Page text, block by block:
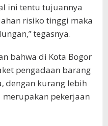
ini tentu tujuannya
risiko tinggi maka
tegasnya.
bahwa di Kota Bogor
pengadaan barang
dengan kurang lebih
pekerjaan